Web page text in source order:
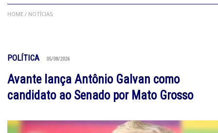
HOME / NOTÍCIAS
POLÍTICA 05/08/2026
Avante lança Antônio Galvan como
candidato ao Senado por Mato Grosso